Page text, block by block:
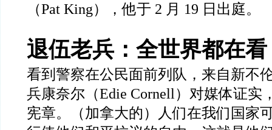
（Pat King），他于 2 月 19 日出庭。
退伍老兵：全世界都在看
看到警察在公民面前列队，来自新不
兵康奈尔（Edie Cornell）对媒体证实
宪章。（加拿大的）人们在我们国家